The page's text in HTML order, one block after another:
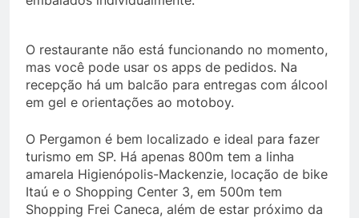
O restaurante não está funcionando no momento,
mas você pode usar os apps de pedidos. Na
recepção há um balcão para entregas com álcool
em gel e orientações ao motoboy.
O Pergamon é bem localizado e ideal para fazer
turismo em SP. Há apenas 800m tem a linha
amarela Higienópolis-Mackenzie, locação de bike
Itaú e o Shopping Center 3, em 500m tem
Shopping Frei Caneca, além de estar próximo da